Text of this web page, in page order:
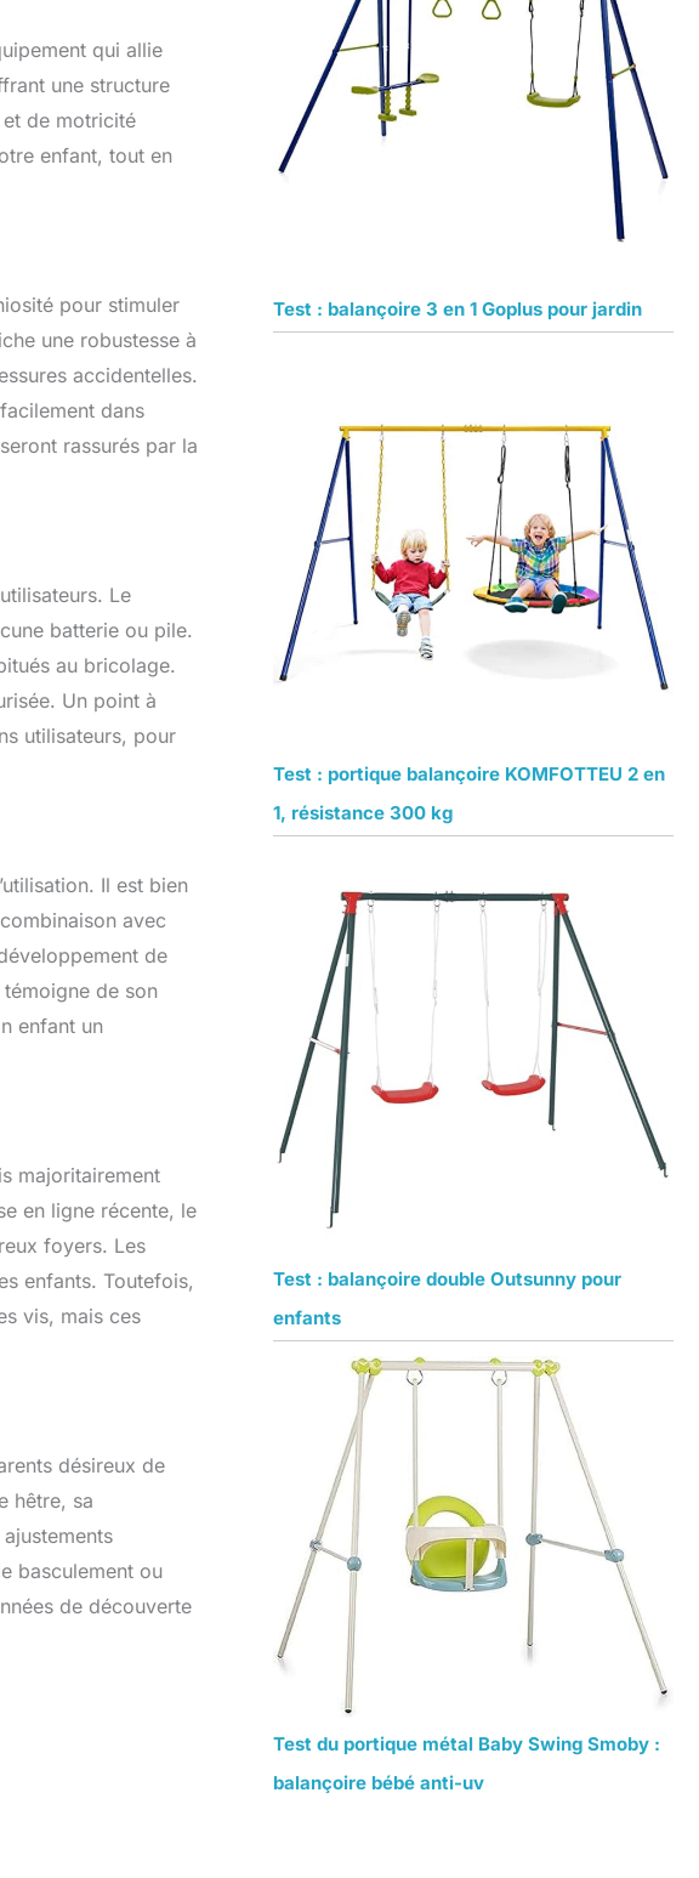
qui allie
une structure
et de motricité
enfant, tout en
pour stimuler
une robustesse à
accidentelles.
dans
rassurés par la
Le
batterie ou pile.
au bricolage.
Un point à
utilisateurs, pour
Il est bien
avec
de
de son
enfant un
majoritairement
en ligne récente, le
foyers. Les
enfants. Toutefois,
vis, mais ces
désireux de
hêtre, sa
basculement ou
de découverte
Test : balançoire 3 en 1 Goplus pour jardin
Test : portique balançoire KOMFOTTEU 2 en
1, résistance 300 kg
Test : balançoire double Outsunny pour
enfants
Test du portique métal Baby Swing Smoby :
balançoire bébé anti-uv